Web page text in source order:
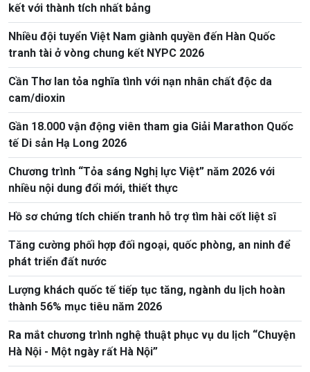
kết với thành tích nhất bảng
Nhiều đội tuyển Việt Nam giành quyền đến Hàn Quốc
tranh tài ở vòng chung kết NYPC 2026
Cần Thơ lan tỏa nghĩa tình với nạn nhân chất độc da
cam/dioxin
Gần 18.000 vận động viên tham gia Giải Marathon Quốc
tế Di sản Hạ Long 2026
Chương trình “Tỏa sáng Nghị lực Việt” năm 2026 với
nhiều nội dung đổi mới, thiết thực
Hồ sơ chứng tích chiến tranh hỗ trợ tìm hài cốt liệt sĩ
Tăng cường phối hợp đối ngoại, quốc phòng, an ninh để
phát triển đất nước
Lượng khách quốc tế tiếp tục tăng, ngành du lịch hoàn
thành 56% mục tiêu năm 2026
Ra mắt chương trình nghệ thuật phục vụ du lịch “Chuyện
Hà Nội - Một ngày rất Hà Nội”